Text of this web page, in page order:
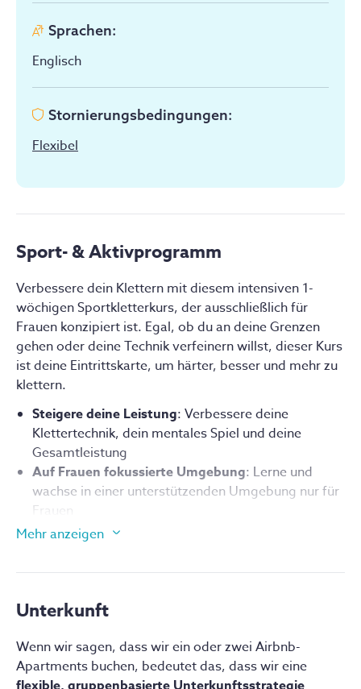
Sprachen:
Englisch
Stornierungsbedingungen:
Flexibel
Sport- & Aktivprogramm
Verbessere dein Klettern mit diesem intensiven 1-
wöchigen Sportkletterkurs, der ausschließlich für
Frauen konzipiert ist. Egal, ob du an deine Grenzen
gehen oder deine Technik verfeinern willst, dieser Kurs
ist deine Eintrittskarte, um härter, besser und mehr zu
klettern.
Steigere deine Leistung: Verbessere deine
Klettertechnik, dein mentales Spiel und deine
Gesamtleistung
Auf Frauen fokussierte Umgebung: Lerne und
wachse in einer unterstützenden Umgebung nur für
Frauen
Intensives Training
Stufengerechte Herausforderungen: Nimm die
Angriff, perfekt für Kletterer, die im Freien f6a (US
Fachkundige Anleitung: Profitiere von
professionellem Coaching, das auf dein Können
zugeschnitten ist
Mehr anzeigen
Unterkunft
Wenn wir sagen, dass wir ein oder zwei Airbnb-
Apartments buchen, bedeutet das, dass wir eine